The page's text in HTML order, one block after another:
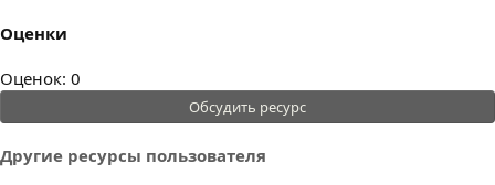
Оценки
0
.
0
0
з
Оценок: 0
Обсудить ресурс
Другие ресурсы пользователя